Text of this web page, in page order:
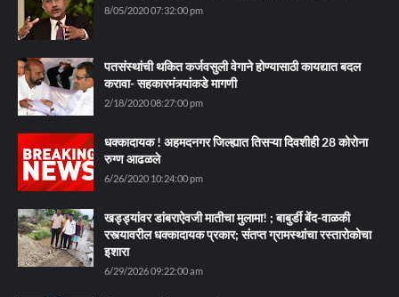
8/05/2020 07:32:00 pm
पतसंस्थांची थकित कर्जवसुली वेगाने होण्यासाठी कायद्यात बदल
करावा- सहकारमंत्र्यांकडे मागणी
2/18/2020 08:27:00 pm
धक्कादायक ! अहमदनगर जिल्ह्यात तिसऱ्या दिवशीही 28 कोरोना
रुग्ण आढळले
6/26/2020 10:24:00 pm
खड्ड्यांवर डांबराऐवजी मातीचा मुलामा! ; बाबुर्डी बेंद-वाळकी
रस्त्यावरील धक्कादायक प्रकार; संतप्त ग्रामस्थांचा रस्तारोकोचा
इशारा
6/29/2026 09:22:00 am